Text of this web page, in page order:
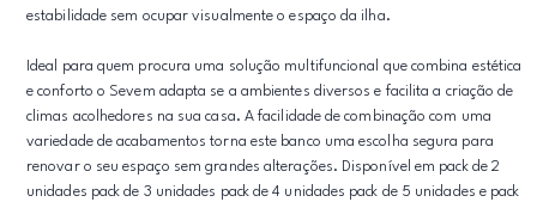
estabilidade sem ocupar visualmente o espaço da ilha.
Ideal para quem procura uma solução multifuncional que combina estética
e conforto o Sevem adapta se a ambientes diversos e facilita a criação de
climas acolhedores na sua casa. A facilidade de combinação com uma
variedade de acabamentos torna este banco uma escolha segura para
renovar o seu espaço sem grandes alterações. Disponível em pack de 2
unidades pack de 3 unidades pack de 4 unidades pack de 5 unidades e pack